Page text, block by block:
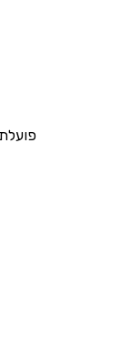
פועלת באמצעות 2